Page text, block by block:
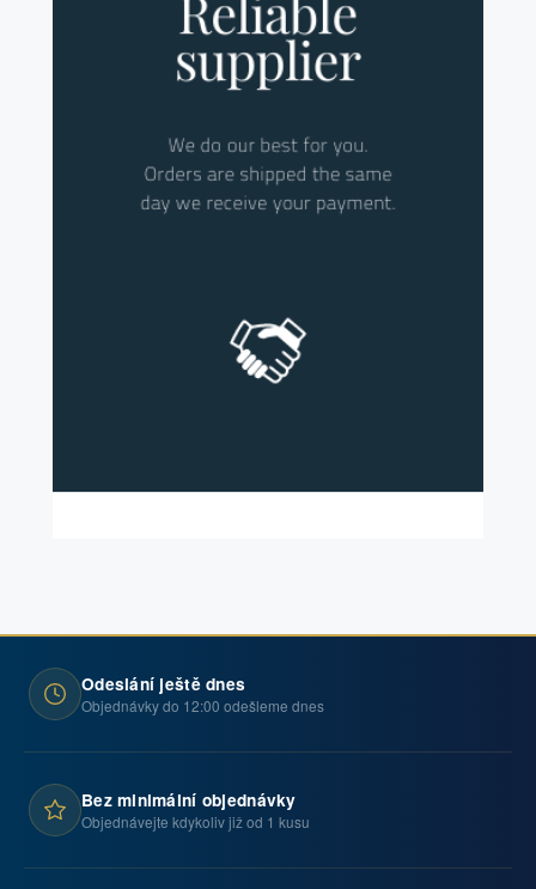
Odeslání ještě dnes
Objednávky do 12:00 odešleme dnes
Bez minimální objednávky
Objednávejte kdykoliv již od 1 kusu